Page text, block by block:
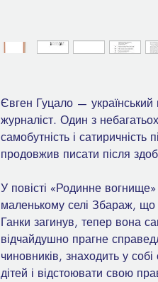
Євген Гуцало — український
журналіст. Один з
самобутність і
продовжив писати після
У повісті «Родинне
маленькому селі Збараж, що
Ганки загинув, тепер вона
відчайдушно прагне
чиновників, знаходить у
дітей і відстоювати свою